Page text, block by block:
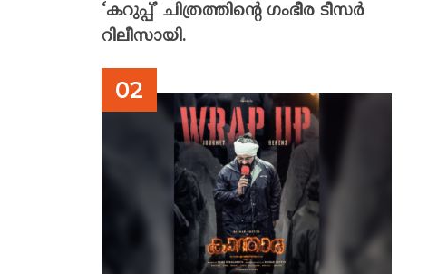
‘കറുപ്പ്’ ചിത്രത്തിന്റെ ഗംഭീര ടീസർ
റിലീസായി.